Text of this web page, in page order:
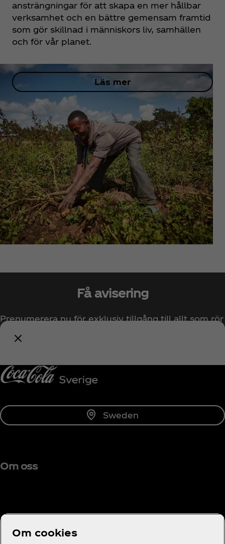
ansträngningar för att skapa en mer hållbar
verksamhet och en bättre gemensam framtid
som gör skillnad i människors liv, samhällen
och för vår planet.
Läs mer
Få avisering
Prenumerera nu för exklusiv tillgång till allt som rör
Coca‑Cola!
Sweden
Om oss
Behöver du hjälp?
Om cookies